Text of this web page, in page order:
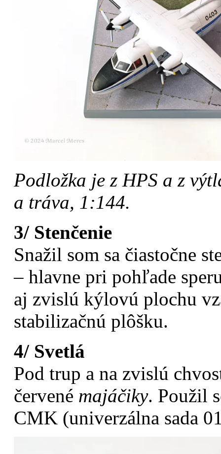
Podložka je z HPS a z
a tráva, 1:144.
3/ Stenčenie
Snažil som sa čiastočne
– hlavne pri pohľade
aj zvislú kýlovú plochu
stabilizačnú plôšku.
4/ Svetlá
Pod trup a na zvislú
červené majáčiky. Použil
CMK (univerzálna sada